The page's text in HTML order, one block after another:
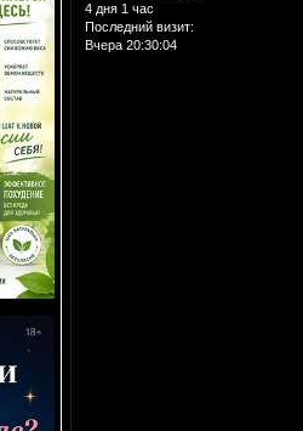
4 дня 1 час
Последний визит:
Вчера 20:30:04